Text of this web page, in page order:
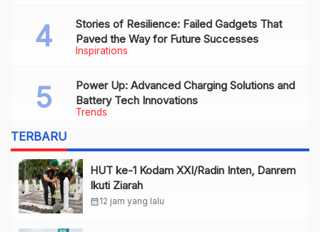
Inspirations
Stories of Resilience: Failed Gadgets That
Paved the Way for Future Successes
Trends
Power Up: Advanced Charging Solutions and
Battery Tech Innovations
TERBARU
HUT ke-1 Kodam XXI/Radin Inten, Danrem
Ikuti Ziarah
calendar_month12 jam yang lalu